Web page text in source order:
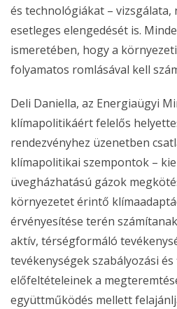
és technológiákat – vizsgálata,
esetleges elengedését is.
ismeretében, hogy a
folyamatos romlásával kell
Deli Daniella, az Energiaügyi
klímapolitikáért felelős
rendezvényhez üzenetben
klímapolitikai szempontok –
üvegházhatású gázok
környezetet érintő
érvényesítése terén
aktív, térségformáló
tevékenységek szabályozási
előfeltételeinek a
együttműködés mellett